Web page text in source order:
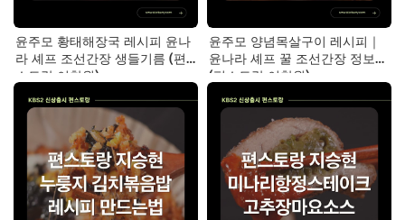
윤주모 황태해장국 레시피 윤나
라 셰프 조선간장 생들기름 (편
스토랑 이찬원)
윤주모 양념목살구이 레시피｜
윤나라 셰프 꿀 조선간장 정보
(편스토랑 이찬원)